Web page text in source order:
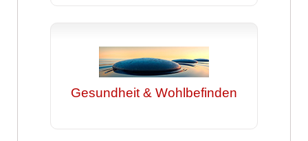
Gesundheit & Wohlbefinden